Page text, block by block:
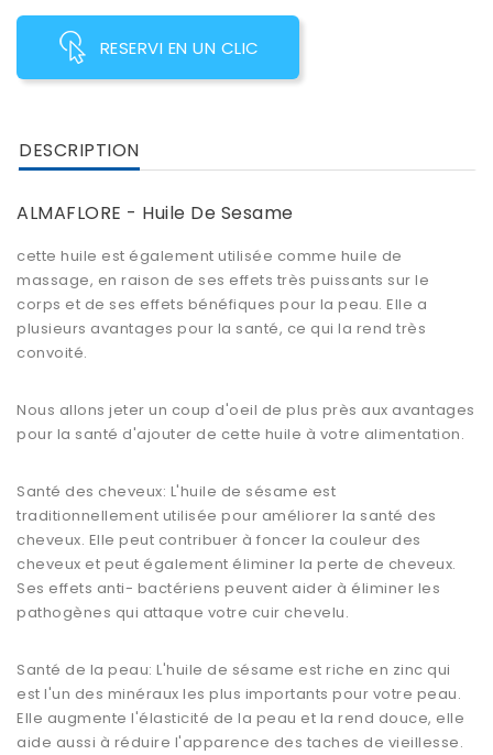
RESERVI EN UN CLIC
DESCRIPTION
ALMAFLORE - Huile De Sesame
cette huile est également utilisée comme huile de
massage, en raison de ses effets très puissants sur le
corps et de ses effets bénéfiques pour la peau. Elle a
plusieurs avantages pour la santé, ce qui la rend très
convoité.
Nous allons jeter un coup d'oeil de plus près aux avantages
pour la santé d'ajouter de cette huile à votre alimentation.
Santé des cheveux: L'huile de sésame est
traditionnellement utilisée pour améliorer la santé des
cheveux. Elle peut contribuer à foncer la couleur des
cheveux et peut également éliminer la perte de cheveux.
Ses effets anti- bactériens peuvent aider à éliminer les
pathogènes qui attaque votre cuir chevelu.
Santé de la peau: L'huile de sésame est riche en zinc qui
est l'un des minéraux les plus importants pour votre peau.
Elle augmente l'élasticité de la peau et la rend douce, elle
aide aussi à réduire l'apparence des taches de vieillesse.